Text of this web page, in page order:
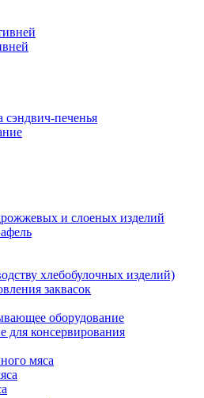
печенья
и слоеных изделий
хлебобулочных изделий)
заквасок
оборудование
консервирования
мяса